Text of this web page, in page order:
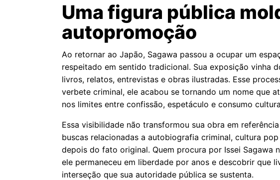
Uma figura pública
autopromoção
Ao retornar ao Japão, Sagawa passou a ocupar um
respeitado em sentido tradicional. Sua exposição vinha
livros, relatos, entrevistas e obras ilustradas. Esse
verbete criminal, ele acabou se tornando um nome que
nos limites entre confissão, espetáculo e consumo
Essa visibilidade não transformou sua obra em
buscas relacionadas a autobiografia criminal, cultura
depois do fato original. Quem procura por Issei Sagawa
ele permaneceu em liberdade por anos e descobrir que
interseção que sua autoridade pública se sustenta.